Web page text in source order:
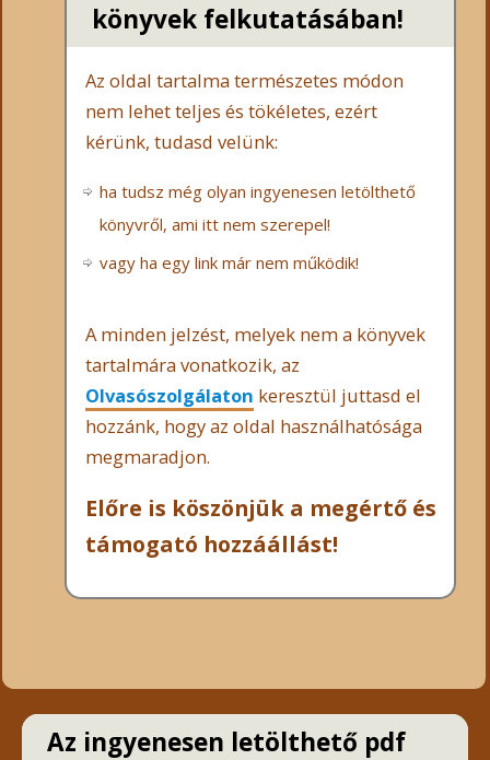
könyvek felkutatásában!
Az oldal tartalma természetes módon
nem lehet teljes és tökéletes, ezért
kérünk, tudasd velünk:
ha tudsz még olyan ingyenesen letölthető
könyvről, ami itt nem szerepel!
vagy ha egy link már nem működik!
A minden jelzést, melyek nem a könyvek
tartalmára vonatkozik, az
Olvasószolgálaton keresztül juttasd el
hozzánk, hogy az oldal használhatósága
megmaradjon.
Előre is köszönjük a megértő és
támogató hozzáállást!
Az ingyenesen letölthető pdf